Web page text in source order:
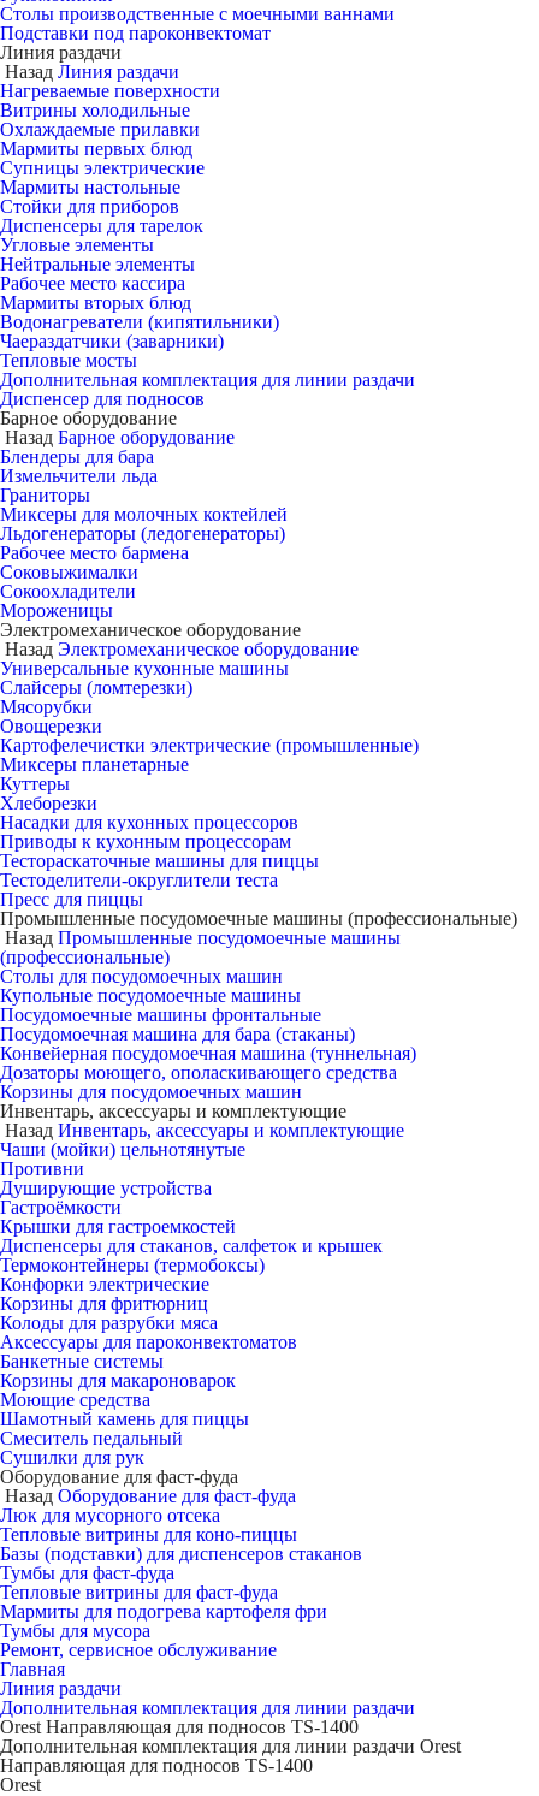
Столы производственные с моечными ваннами
Подставки под пароконвектомат
Линия раздачи
Назад Линия раздачи
Нагреваемые поверхности
Витрины холодильные
Охлаждаемые прилавки
Мармиты первых блюд
Супницы электрические
Мармиты настольные
Стойки для приборов
Диспенсеры для тарелок
Угловые элементы
Нейтральные элементы
Рабочее место кассира
Мармиты вторых блюд
Водонагреватели (кипятильники)
Чаераздатчики (заварники)
Тепловые мосты
Дополнительная комплектация для линии раздачи
Диспенсер для подносов
Барное оборудование
Назад Барное оборудование
Блендеры для бара
Измельчители льда
Граниторы
Миксеры для молочных коктейлей
Льдогенераторы (ледогенераторы)
Рабочее место бармена
Соковыжималки
Сокоохладители
Мороженицы
Электромеханическое оборудование
Назад Электромеханическое оборудование
Универсальные кухонные машины
Слайсеры (ломтерезки)
Мясорубки
Овощерезки
Картофелечистки электрические (промышленные)
Миксеры планетарные
Куттеры
Хлеборезки
Насадки для кухонных процессоров
Приводы к кухонным процессорам
Тестораскаточные машины для пиццы
Тестоделители-округлители теста
Пресс для пиццы
Промышленные посудомоечные машины (профессиональные)
Назад Промышленные посудомоечные машины
(профессиональные)
Столы для посудомоечных машин
Купольные посудомоечные машины
Посудомоечные машины фронтальные
Посудомоечная машина для бара (стаканы)
Конвейерная посудомоечная машина (туннельная)
Дозаторы моющего, ополаскивающего средства
Корзины для посудомоечных машин
Инвентарь, аксессуары и комплектующие
Назад Инвентарь, аксессуары и комплектующие
Чаши (мойки) цельнотянутые
Противни
Душирующие устройства
Гастроёмкости
Крышки для гастроемкостей
Диспенсеры для стаканов, салфеток и крышек
Термоконтейнеры (термобоксы)
Конфорки электрические
Корзины для фритюрниц
Колоды для разрубки мяса
Аксессуары для пароконвектоматов
Банкетные системы
Корзины для макароноварок
Моющие средства
Шамотный камень для пиццы
Смеситель педальный
Сушилки для рук
Оборудование для фаст-фуда
Назад Оборудование для фаст-фуда
Люк для мусорного отсека
Тепловые витрины для коно-пиццы
Базы (подставки) для диспенсеров стаканов
Тумбы для фаст-фуда
Тепловые витрины для фаст-фуда
Мармиты для подогрева картофеля фри
Тумбы для мусора
Ремонт, сервисное обслуживание
Главная
Линия раздачи
Дополнительная комплектация для линии раздачи
Orest Направляющая для подносов TS-1400
Дополнительная комплектация для линии раздачи Orest
Направляющая для подносов TS-1400
Orest